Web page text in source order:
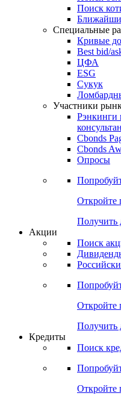
Облигации
Поиски
Поиск
Поиск
Поиск
Специальные
Кривые
Best bid/
ЦФА
ESG
Сукук
Участники
Рэнкинги
Cbonds
Опросы
Откройте
Получить
Поиск
Откройте
Получить
Поиск